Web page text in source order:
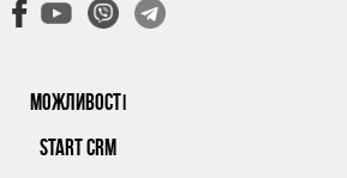
МОЖЛИВОСТІ
START CRM